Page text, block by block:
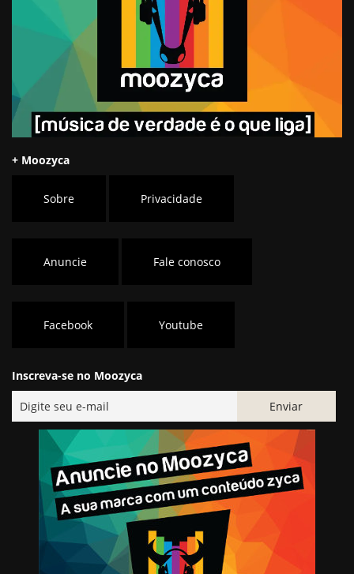
+ Moozyca
Sobre Privacidade
Anuncie Fale conosco
Facebook Youtube
Inscreva-se no Moozyca